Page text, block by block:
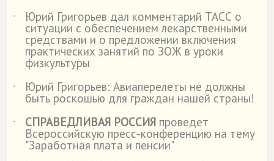
˙ Юрий Григорьев дал комментарий ТАСС о
ситуации с обеспечением лекарственными
средствами и о предложении включения
практических занятий по ЗОЖ в уроки
физкультуры
˙
Юрий Григорьев: Авиаперелеты не должны
быть роскошью для граждан нашей страны!
˙
СПРАВЕДЛИВАЯ РОССИЯ проведет
Всероссийскую пресс-конференцию на тему
"Заработная плата и пенсии"